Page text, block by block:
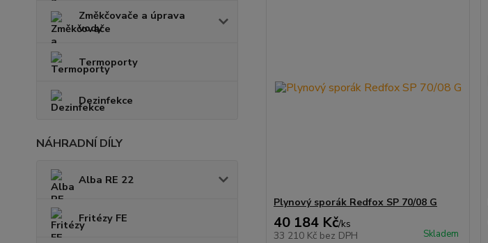
Změkčovače a úprava
vody
Termoporty
Dezinfekce
NÁHRADNÍ DÍLY
Alba RE 22
Fritézy FE
Plynový sporák Redfox SP 70/08 G
40 184 Kč/ks
33 210 Kč bez DPH Skladem